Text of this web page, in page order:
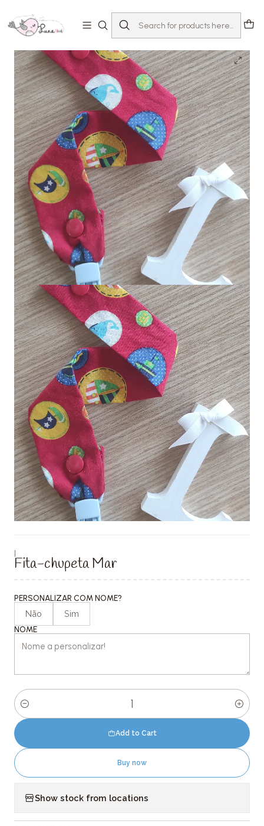
Prende-chupeta Fita-chupeta Mar
|
Fita-chupeta Mar
PERSONALIZAR COM NOME?
Não Sim
NOME
Quantity
Add to Cart
Buy now
Show stock from locations